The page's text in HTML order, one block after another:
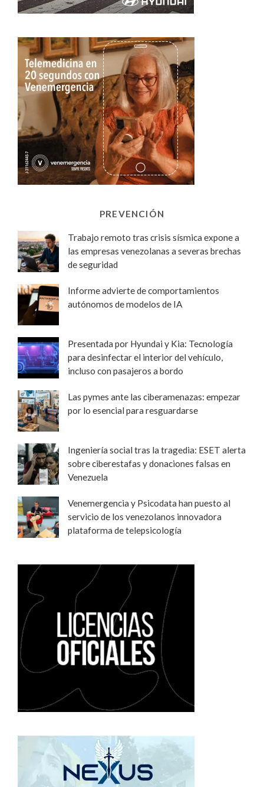
PREVENCIÓN
Trabajo remoto tras crisis sísmica expone a
las empresas venezolanas a severas brechas
de seguridad
Informe advierte de comportamientos
autónomos de modelos de IA
Presentada por Hyundai y Kia: Tecnología
para desinfectar el interior del vehículo,
incluso con pasajeros a bordo
Las pymes ante las ciberamenazas: empezar
por lo esencial para resguardarse
Ingeniería social tras la tragedia: ESET alerta
sobre ciberestafas y donaciones falsas en
Venezuela
Venemergencia y Psicodata han puesto al
servicio de los venezolanos innovadora
plataforma de telepsicología